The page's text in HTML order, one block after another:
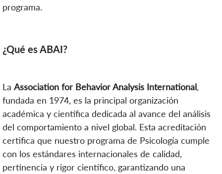
programa.
¿Qué es ABAI?
La Association for Behavior Analysis International,
fundada en 1974, es la principal organización
académica y científica dedicada al avance del análisis
del comportamiento a nivel global. Esta acreditación
certifica que nuestro programa de Psicología cumple
con los estándares internacionales de calidad,
pertinencia y rigor científico, garantizando una